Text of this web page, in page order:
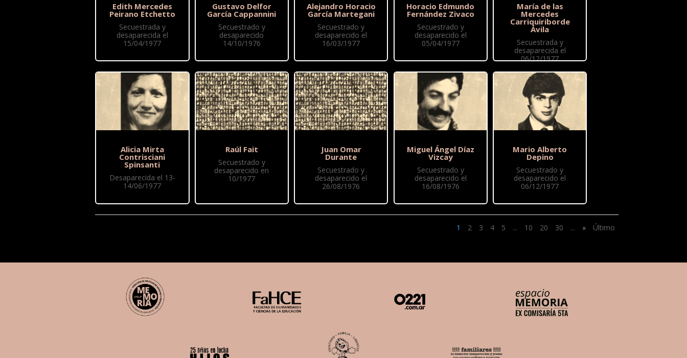
Edith Mercedes
Peirano Etchetto
Secuestrada y
desaparecida el
15/04/1977
Alicia Mirta
Contrisciani
Spinsanti
Desaparecida el 13-
14/06/1977
Gustavo Delfor
García Cappannini
Secuestrado y
desaparecido
14/10/1976
Raúl Fait
Secuestrado y
desaparecido en
10/1977
Alejandro Horacio
García Martegani
Secuestrado y
desaparecido el
16/03/1977
Juan Omar
Durante
Secuestrado y
desaparecido el
26/08/1976
Horacio Edmundo
Fernández Zivaco
Secuestrado y
desaparecido el
05/04/1977
Miguel Ángel Díaz
Vizcay
Secuestrado y
desaparecido el
16/08/1976
María de las
Mercedes
Carriquiriborde
Ávila
Secuestrada y
desaparecida el
06/12/1977
Mario Alberto
Depino
Secuestrado y
desaparecido el
06/12/1977
1 2 3 4 5 ... 10 20 30 ... » Último